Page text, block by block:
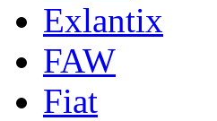
Exlantix
FAW
Fiat